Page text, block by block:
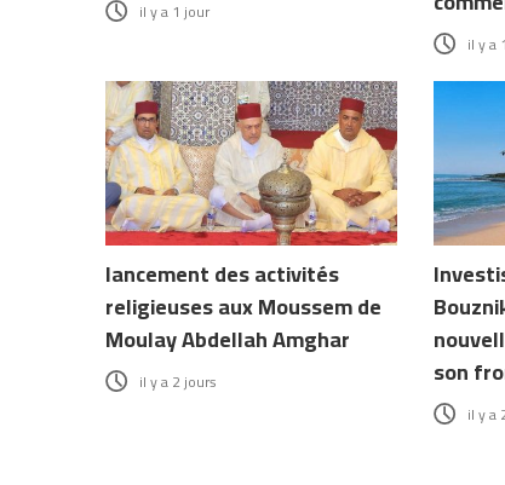
il y a 1 jour
il y a
lancement des activités
religieuses aux Moussem de
Moulay Abdellah Amghar
il y a 2 jours
son
il y a